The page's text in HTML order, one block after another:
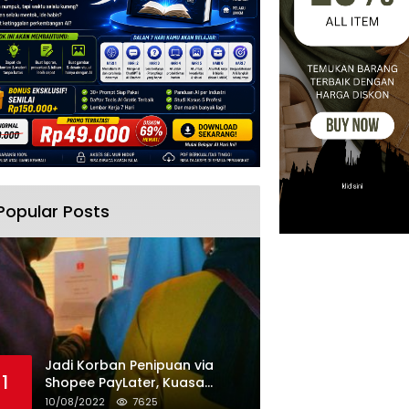
Posts
1
Jadi Korban Penipuan via
Shopee PayLater, Kuasa
Hukum Minta Penangguhan
10/08/2022 7625